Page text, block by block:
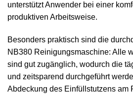
unterstützt Anwender bei einer
produktiven Arbeitsweise.
Besonders praktisch sind die
NB380 Reinigungsmaschine: Alle
sind gut zugänglich, wodurch die
und zeitsparend durchgeführt
Abdeckung des Einfüllstutzens am